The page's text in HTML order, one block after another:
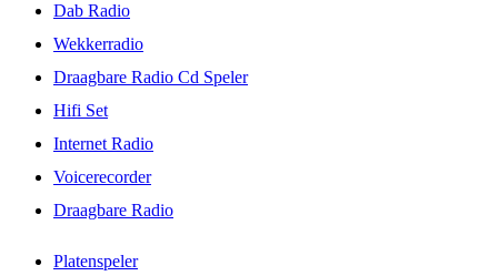
Dab Radio
Wekkerradio
Draagbare Radio Cd Speler
Hifi Set
Internet Radio
Voicerecorder
Draagbare Radio
Platenspeler